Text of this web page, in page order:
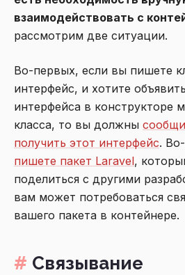
взаимодействовать с
рассмотрим две ситуации.
Во-первых, если вы пишете
интерфейс, и хотите
интерфейса в конструкторе
класса, то вы должны
получить этот интерфейс.
пишете пакет Laravel,
поделиться с другими
вам может потребоваться
вашего пакета в контейнере.
Связывание